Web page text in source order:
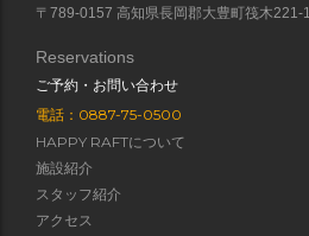
〒789-0157 高知県長岡郡大豊町筏木221-1
Reservations
ご予約・お問い合わせ
電話：0887-75-0500
HAPPY RAFTについて
施設紹介
スタッフ紹介
アクセス